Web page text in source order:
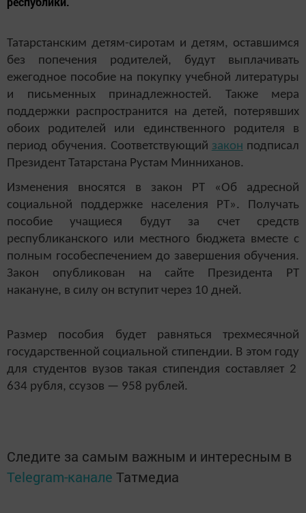
Татарстанским детям-сиротам и детям, оставшимся
без попечения родителей, будут выплачивать
ежегодное пособие на покупку учебной литературы
и письменных принадлежностей. Также мера
поддержки распространится на детей, потерявших
обоих родителей или единственного родителя в
период обучения. Соответствующий закон подписал
Президент Татарстана Рустам Минниханов.
Изменения вносятся в закон РТ «Об адресной
социальной поддержке населения РТ». Получать
пособие учащиеся будут за счет средств
республиканского или местного бюджета вместе с
полным гособеспечением до завершения обучения.
Закон опубликован на сайте Президента РТ
накануне, в силу он вступит через 10 дней.
Размер пособия будет равняться трехмесячной
государственной социальной стипендии. В этом году
для студентов вузов такая стипендия составляет 2
634 рубля, ссузов — 958 рублей.
Следите за самым важным и интересным в
Telegram-канале Татмедиа